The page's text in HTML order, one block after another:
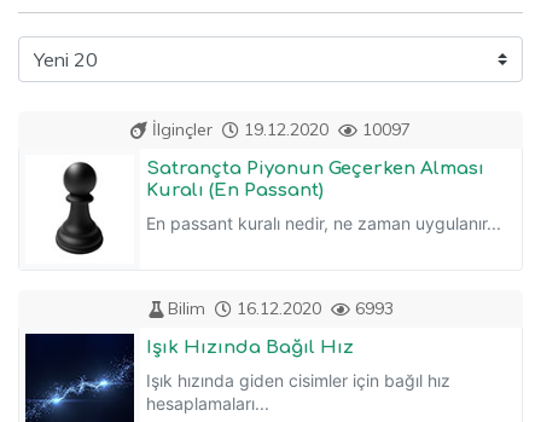
İlginçler 19.12.2020 10097
Satrançta Piyonun Geçerken Alması
Kuralı (En Passant)
En passant kuralı nedir, ne zaman uygulanır...
Bilim 16.12.2020 6993
Işık Hızında Bağıl Hız
Işık hızında giden cisimler için bağıl hız
hesaplamaları...